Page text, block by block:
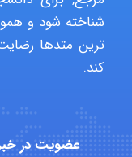
شناخته شود و
ترین متدها
کند.
عضویت در